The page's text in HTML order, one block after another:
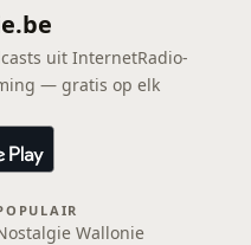
uit InternetRadio-
— gratis op elk
Wallonie